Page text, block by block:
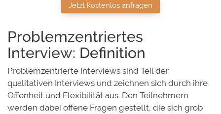
Jetzt kostenlos anfragen
Problemzentriertes
Interview: Definition
Problemzentrierte Interviews sind Teil der
qualitativen Interviews und zeichnen sich durch ihre
Offenheit und Flexibilität aus. Den Teilnehmern
werden dabei offene Fragen gestellt, die sich grob